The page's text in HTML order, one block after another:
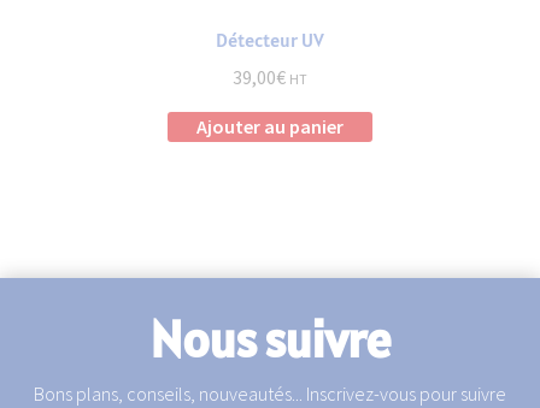
Détecteur UV
39,00€ HT
Ajouter au panier
Nous suivre
Bons plans, conseils, nouveautés... Inscrivez-vous pour suivre